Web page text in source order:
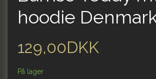
hoodie
129,00DKK
På lager